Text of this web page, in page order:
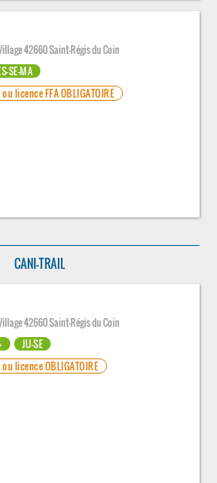
42660 Saint-Régis du Coin
SE-MA
ou licence FFA OBLIGATOIRE
CANI-TRAIL
42660 Saint-Régis du Coin
JU-SE
ou licence OBLIGATOIRE